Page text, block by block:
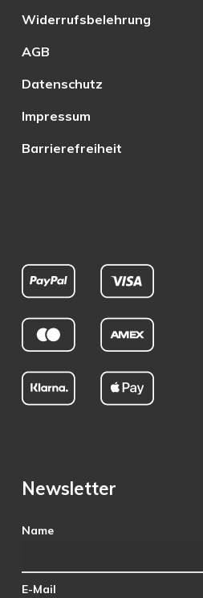
Widerrufsbelehrung
AGB
Datenschutz
Impressum
Barrierefreiheit
Newsletter
Name
E-Mail